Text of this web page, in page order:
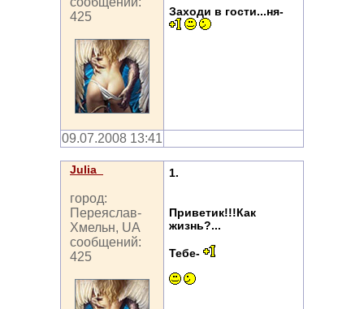
425
Заходи в гости...ня-
09.07.2008 13:41
Julia_
город:
Переяслав-
Хмельн, UA
сообщений:
425
1.
Приветик!!!Как
жизнь?...
Тебе-